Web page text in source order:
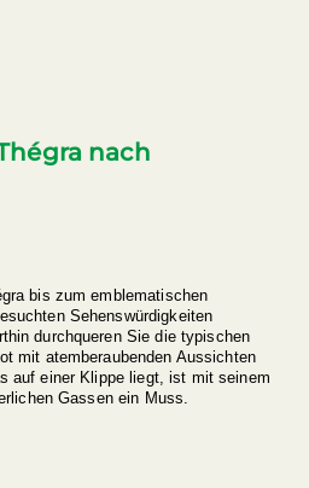
nach
bis zum emblematischen
Sehenswürdigkeiten
durchqueren Sie die typischen
mit atemberaubenden Aussichten
auf einer Klippe liegt, ist mit seinem
Gassen ein Muss.